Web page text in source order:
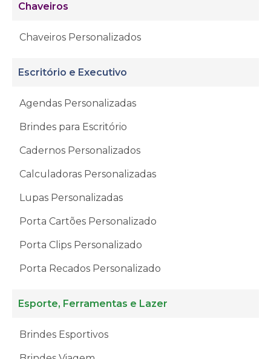
Chaveiros
Chaveiros Personalizados
Escritório e Executivo
Agendas Personalizadas
Brindes para Escritório
Cadernos Personalizados
Calculadoras Personalizadas
Lupas Personalizadas
Porta Cartões Personalizado
Porta Clips Personalizado
Porta Recados Personalizado
Esporte, Ferramentas e Lazer
Brindes Esportivos